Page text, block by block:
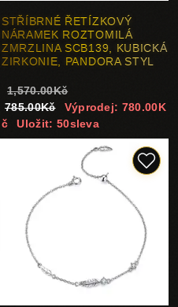
STŘÍBRNÉ ŘETÍZKOVÝ
NÁRAMEK ROZTOMILÁ
ZMRZLINA SCB139, KUBICKÁ
ZIRKONIE, PANDORA STYL
1,570.00Kč
785.00Kč
Výprodej: 780.00K
č
Uložit: 50sleva